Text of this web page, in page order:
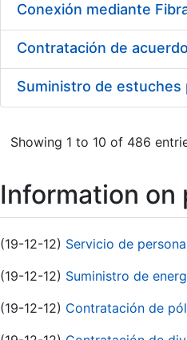
Suministro de estuches
Showing 1 to 10 of 486
Information on
(19-12-12) Servicio de
(19-12-12) Suministro de
(19-12-12) Contratación de